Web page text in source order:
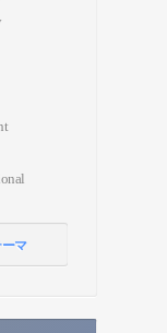
ーマ